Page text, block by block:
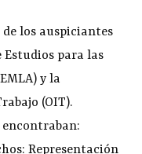
los auspiciantes
para las
y la
(OIT).
Representación